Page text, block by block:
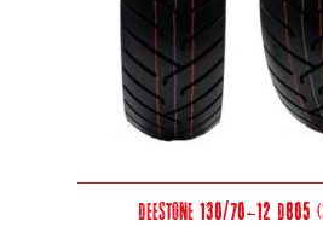
Deestone 130/70-12